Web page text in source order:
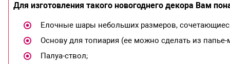
Для изготовления такого новогоднего декора Вам
Елочные шары небольших размеров,
Основу для топиария (ее можно сделать из
Палуа-ствол;